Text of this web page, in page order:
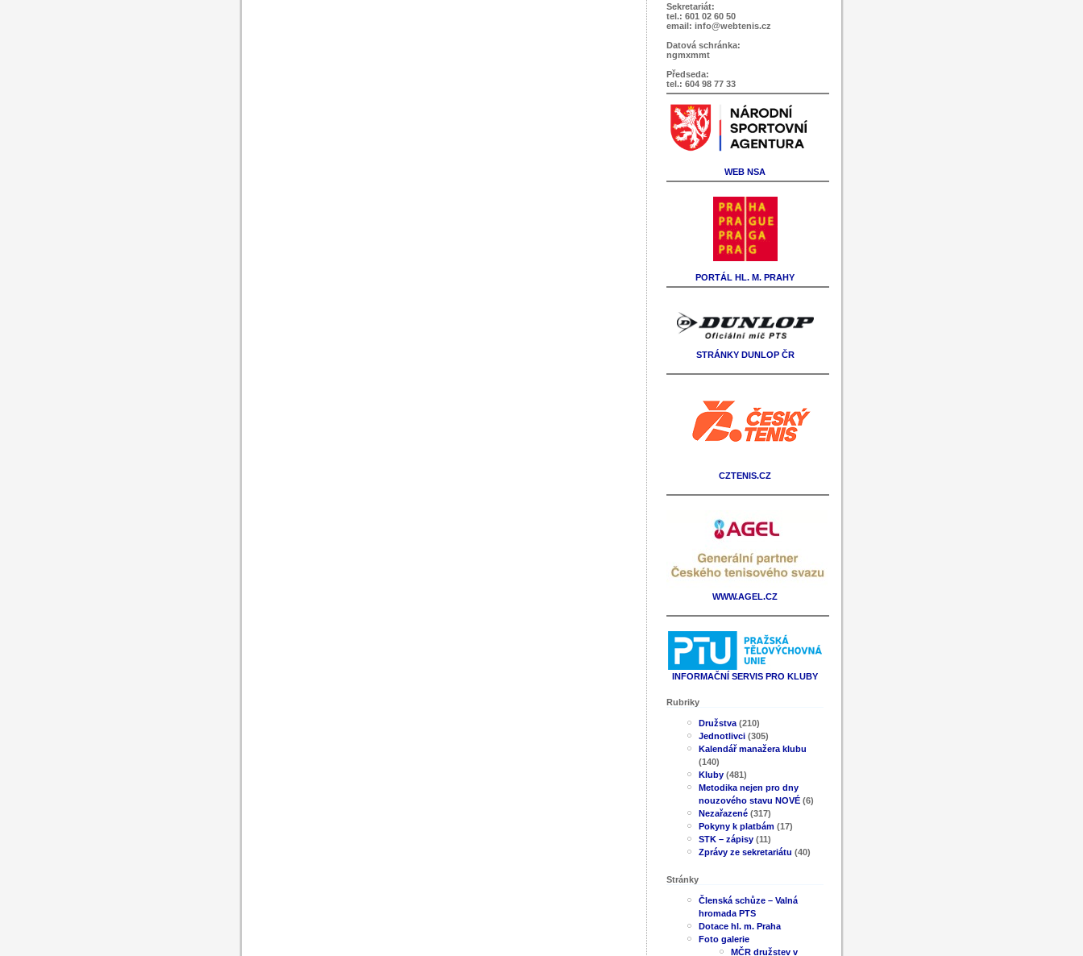
Sekretariát:
tel.: 601 02 60 50
email: info@webtenis.cz
Datová schránka:
ngmxmmt
Předseda:
tel.: 604 98 77 33
WEB NSA
PORTÁL HL. M. PRAHY
STRÁNKY DUNLOP ČR
CZTENIS.CZ
WWW.AGEL.CZ
INFORMAČNÍ SERVIS PRO KLUBY
Rubriky
Družstva (210)
Jednotlivci (305)
Kalendář manažera klubu
(140)
Kluby (481)
Metodika nejen pro dny
nouzového stavu NOVÉ (6)
Nezařazené (317)
Pokyny k platbám (17)
STK – zápisy (11)
Zprávy ze sekretariátu (40)
Stránky
Členská schůze – Valná
hromada PTS
Dotace hl. m. Praha
Foto galerie
MČR družstev v